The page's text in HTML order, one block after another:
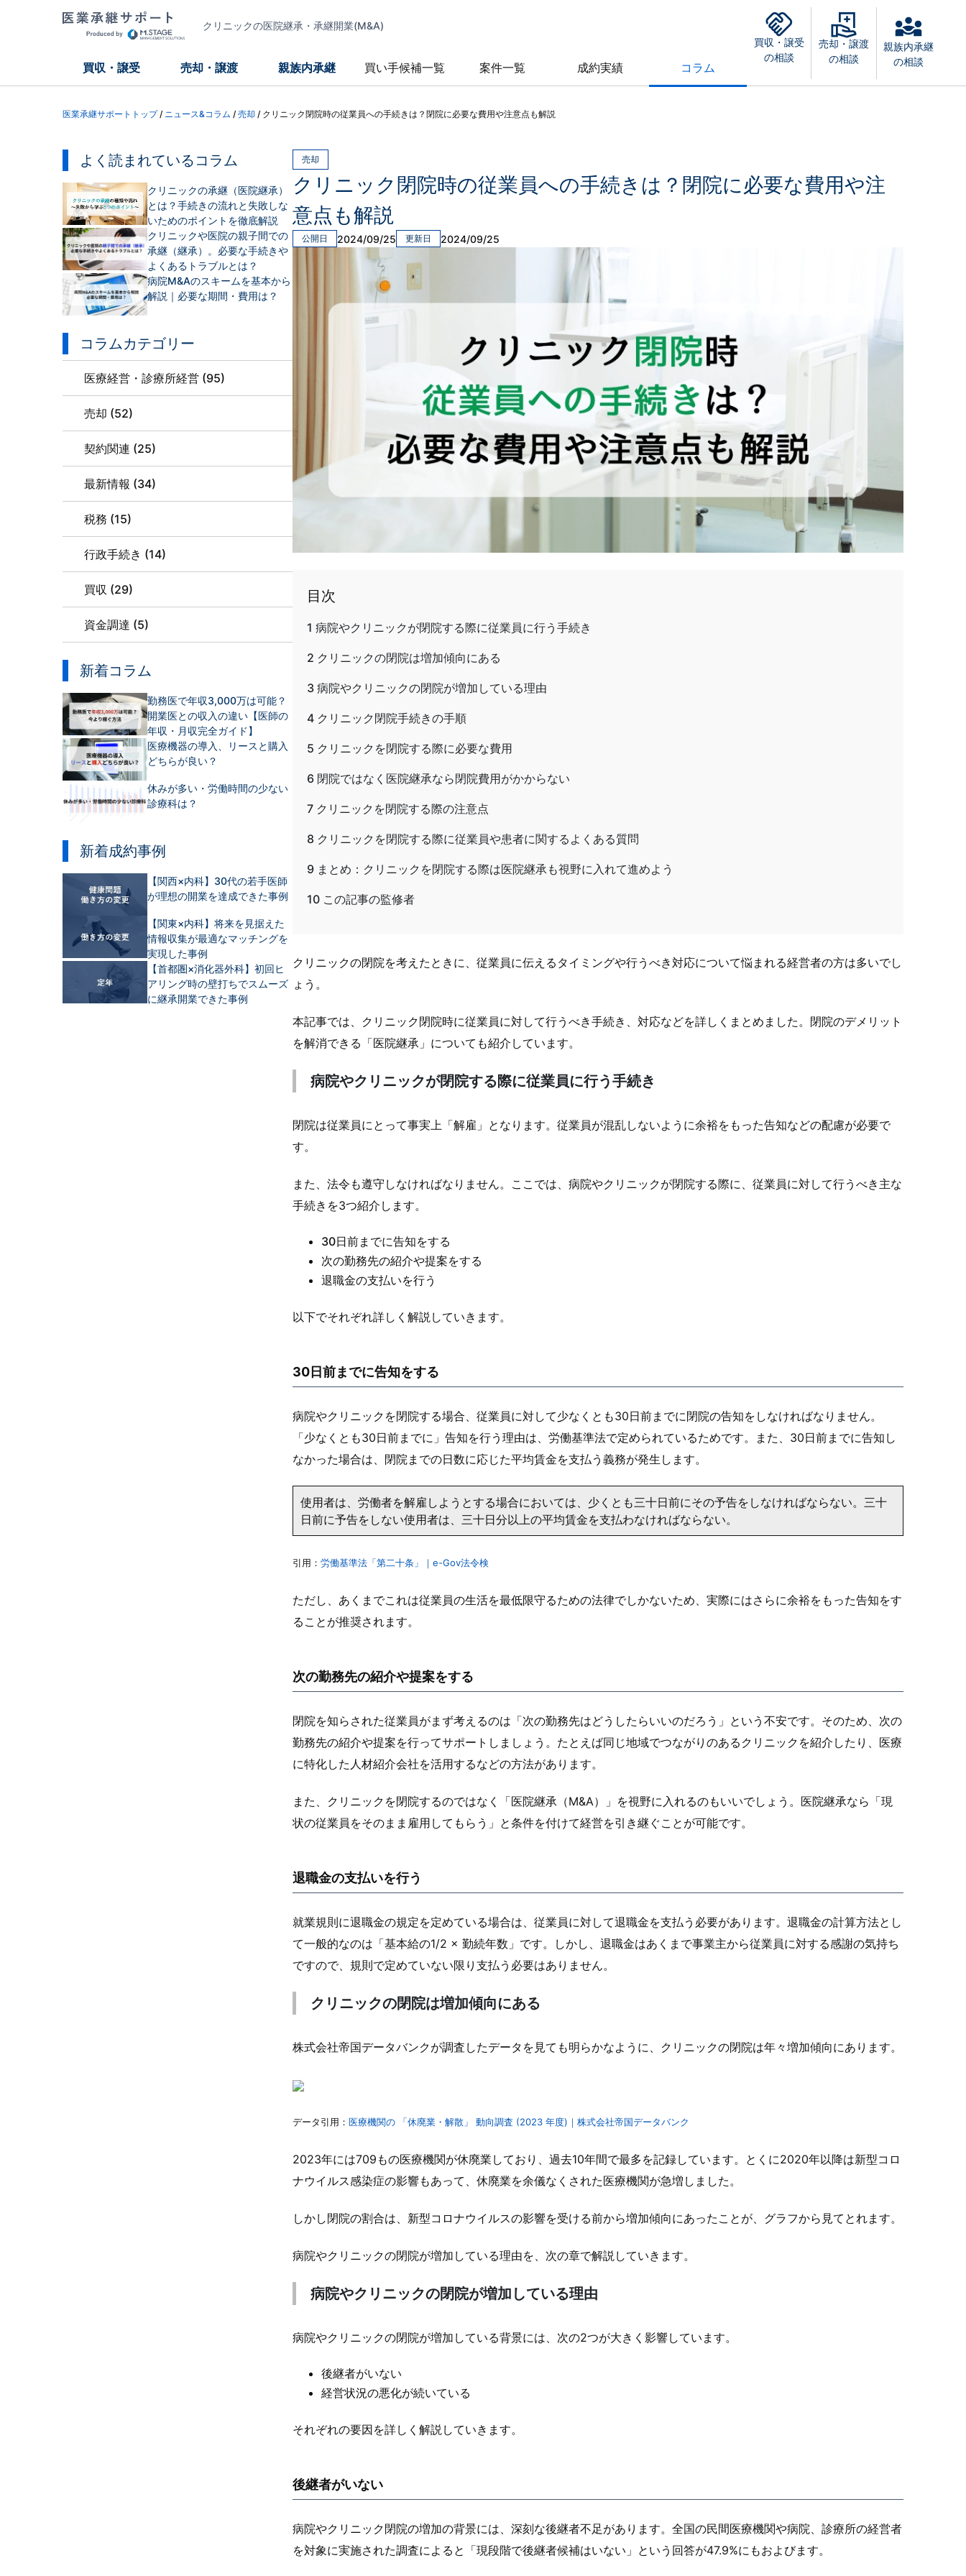
クリニックの医院継承・承継開業(M&A)
買収・譲受 売却・譲渡 親族内承継 買い手候補一覧 案件一覧 成約実績 コラム
買収・譲受
の相談
売却・譲渡
の相談
親族内承継
の相談
医業承継サポートトップ/ ニュース&コラム / 売却 / クリニック閉院時の従業員への手続きは？閉院に必要な費用や注意点も解説
よく読まれているコラム
クリニックの承継（医院継承）
とは？手続きの流れと失敗しな
いためのポイントを徹底解説
クリニックや医院の親子間での
承継（継承）。必要な手続きや
よくあるトラブルとは？
病院M&Aのスキームを基本から
解説｜必要な期間・費用は？
コラムカテゴリー
医療経営・診療所経営 (95)
売却 (52)
契約関連 (25)
最新情報 (34)
税務 (15)
行政手続き (14)
買収 (29)
資金調達 (5)
新着コラム
勤務医で年収3,000万は可能？
開業医との収入の違い【医師の
年収・月収完全ガイド】
医療機器の導入、リースと購入
どちらが良い？
休みが多い・労働時間の少ない
診療科は？
新着成約事例
【関西×内科】30代の若手医師
が理想の開業を達成できた事例
【関東×内科】将来を見据えた
情報収集が最適なマッチングを
実現した事例
【首都圏×消化器外科】初回ヒ
アリング時の壁打ちでスムーズ
に継承開業できた事例
売却
クリニック閉院時の従業員への手続きは？閉院に必要な費用や注
意点も解説
公開日 2024/09/25 更新日 2024/09/25
目次
1 病院やクリニックが閉院する際に従業員に行う手続き
2 クリニックの閉院は増加傾向にある
3 病院やクリニックの閉院が増加している理由
4 クリニック閉院手続きの手順
5 クリニックを閉院する際に必要な費用
6 閉院ではなく医院継承なら閉院費用がかからない
7 クリニックを閉院する際の注意点
8 クリニックを閉院する際に従業員や患者に関するよくある質問
9 まとめ：クリニックを閉院する際は医院継承も視野に入れて進めよう
10 この記事の監修者
クリニックの閉院を考えたときに、従業員に伝えるタイミングや行うべき対応について悩まれる経営者の方は多いでし
ょう。
本記事では、クリニック閉院時に従業員に対して行うべき手続き、対応などを詳しくまとめました。閉院のデメリット
を解消できる「医院継承」についても紹介しています。
病院やクリニックが閉院する際に従業員に行う手続き
閉院は従業員にとって事実上「解雇」となります。従業員が混乱しないように余裕をもった告知などの配慮が必要で
す。
また、法令も遵守しなければなりません。ここでは、病院やクリニックが閉院する際に、従業員に対して行うべき主な
手続きを3つ紹介します。
30日前までに告知をする
次の勤務先の紹介や提案をする
退職金の支払いを行う
以下でそれぞれ詳しく解説していきます。
30日前までに告知をする
病院やクリニックを閉院する場合、従業員に対して少なくとも30日前までに閉院の告知をしなければなりません。
「少なくとも30日前までに」告知を行う理由は、労働基準法で定められているためです。また、30日前までに告知し
なかった場合は、閉院までの日数に応じた平均賃金を支払う義務が発生します。
使用者は、労働者を解雇しようとする場合においては、少くとも三十日前にその予告をしなければならない。三十
日前に予告をしない使用者は、三十日分以上の平均賃金を支払わなければならない。
引用： 労働基準法「第二十条」｜e-Gov法令検
ただし、あくまでこれは従業員の生活を最低限守るための法律でしかないため、実際にはさらに余裕をもった告知をす
ることが推奨されます。
次の勤務先の紹介や提案をする
閉院を知らされた従業員がまず考えるのは「次の勤務先はどうしたらいいのだろう」という不安です。そのため、次の
勤務先の紹介や提案を行ってサポートしましょう。たとえば同じ地域でつながりのあるクリニックを紹介したり、医療
に特化した人材紹介会社を活用するなどの方法があります。
また、クリニックを閉院するのではなく「医院継承（M&A）」を視野に入れるのもいいでしょう。医院継承なら「現
状の従業員をそのまま雇用してもらう」と条件を付けて経営を引き継ぐことが可能です。
退職金の支払いを行う
就業規則に退職金の規定を定めている場合は、従業員に対して退職金を支払う必要があります。退職金の計算方法とし
て一般的なのは「基本給の1/2 × 勤続年数」です。しかし、退職金はあくまで事業主から従業員に対する感謝の気持ち
ですので、規則で定めていない限り支払う必要はありません。
クリニックの閉院は増加傾向にある
株式会社帝国データバンクが調査したデータを見ても明らかなように、クリニックの閉院は年々増加傾向にあります。
データ引用： 医療機関の 「休廃業・解散」 動向調査 (2023 年度)｜株式会社帝国データバンク
2023年には709もの医療機関が休廃業しており、過去10年間で最多を記録しています。とくに2020年以降は新型コロ
ナウイルス感染症の影響もあって、休廃業を余儀なくされた医療機関が急増しました。
しかし閉院の割合は、新型コロナウイルスの影響を受ける前から増加傾向にあったことが、グラフから見てとれます。
病院やクリニックの閉院が増加している理由を、次の章で解説していきます。
病院やクリニックの閉院が増加している理由
病院やクリニックの閉院が増加している背景には、次の2つが大きく影響しています。
後継者がいない
経営状況の悪化が続いている
それぞれの要因を詳しく解説していきます。
後継者がいない
病院やクリニック閉院の増加の背景には、深刻な後継者不足があります。全国の民間医療機関や病院、診療所の経営者
を対象に実施された調査によると「現段階で後継者候補はいない」という回答が47.9%にもおよびます。